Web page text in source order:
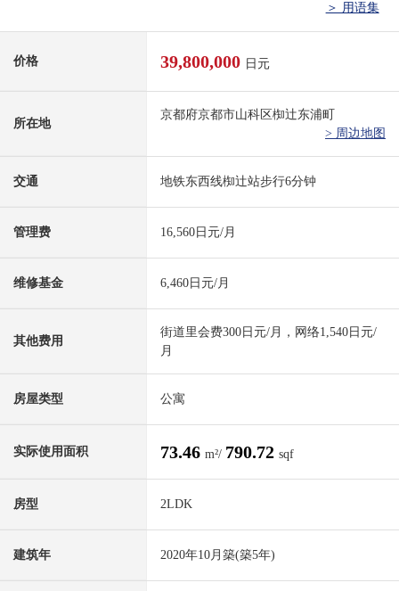
＞ 用语集
价格 39,800,000 日元
所在地
京都府京都市山科区椥辻东浦町
> 周边地图
交通 地铁东西线椥辻站步行6分钟
管理费 16,560日元/月
维修基金 6,460日元/月
其他费用
街道里会费300日元/月，网络1,540日元/
月
房屋类型 公寓
实际使用面积 73.46 m²/ 790.72 sqf
房型 2LDK
建筑年 2020年10月築(築5年)